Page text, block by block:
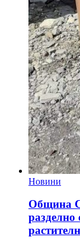
Новини
Община
разделно